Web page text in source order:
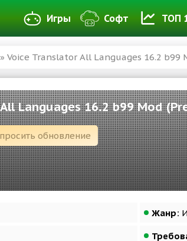
Игры Софт ТОП
» Voice Translator All Languages 16.2 b99
Languages 16.2 b99 Mod
обновление
Жанр: